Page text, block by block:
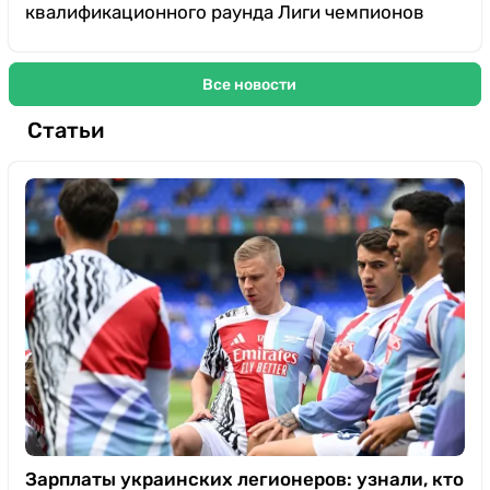
квалификационного раунда Лиги чемпионов
Все новости
Статьи
Зарплаты украинских легионеров: узнали, кто